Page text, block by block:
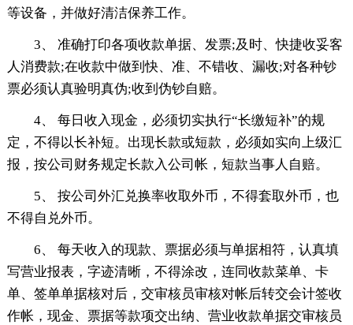
等设备，并做好清洁保养工作。
3、 准确打印各项收款单据、发票;及时、快捷收妥客
人消费款;在收款中做到快、准、不错收、漏收;对各种钞
票必须认真验明真伪;收到伪钞自赔。
4、 每日收入现金，必须切实执行“长缴短补”的规
定，不得以长补短。出现长款或短款，必须如实向上级汇
报，按公司财务规定长款入公司帐，短款当事人自赔。
5、 按公司外汇兑换率收取外币，不得套取外币，也
不得自兑外币。
6、 每天收入的现款、票据必须与单据相符，认真填
写营业报表，字迹清晰，不得涂改，连同收款菜单、卡
单、签单单据核对后，交审核员审核对帐后转交会计签收
作帐，现金、票据等款项交出纳、营业收款单据交审核员